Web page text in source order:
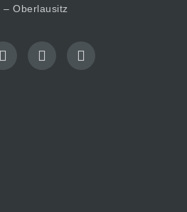
– Oberlausitz